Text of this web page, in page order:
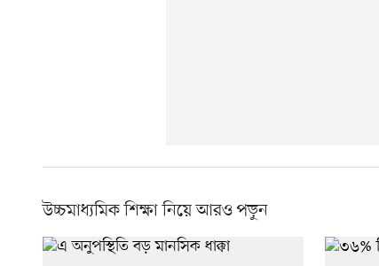
উচ্চমাধ্যমিক শিক্ষা নিয়ে আরও পড়ুন